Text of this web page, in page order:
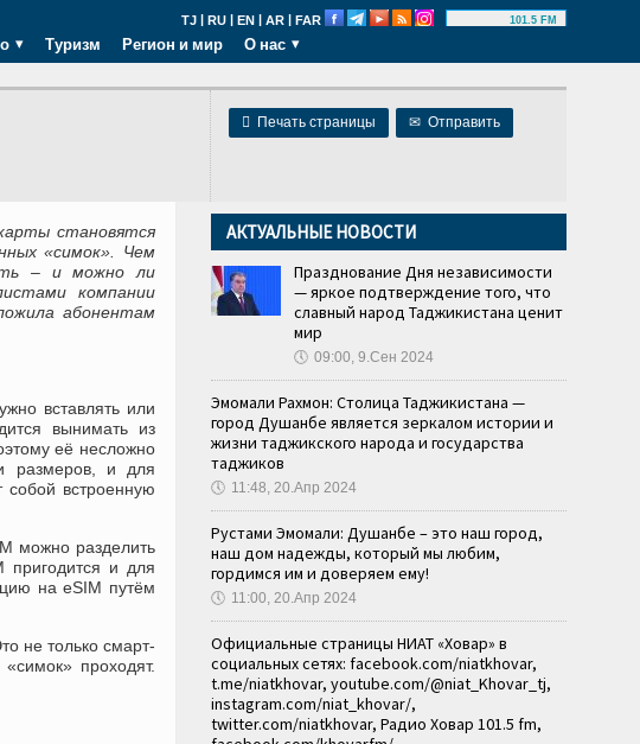
TJ | RU | EN | AR | FAR 101.5 FM
Туризм Регион и мир О нас
 Печать страницы ✉ Отправить
становятся
«симок». Чем
– и можно ли
компании
абонентам
вставлять или
вынимать из
её несложно
размеров, и для
собой встроенную
можно разделить
пригодится и для
на eSIM путём
не только смарт-
проходят.
АКТУАЛЬНЫЕ НОВОСТИ
Празднование Дня независимости
— яркое подтверждение того, что
славный народ Таджикистана ценит
мир
🕔 09:00, 9.Сен 2024
Эмомали Рахмон: Столица Таджикистана —
город Душанбе является зеркалом истории и
жизни таджикского народа и государства
таджиков
🕔 11:48, 20.Апр 2024
Рустами Эмомали: Душанбе – это наш город,
наш дом надежды, который мы любим,
гордимся им и доверяем ему!
🕔 11:00, 20.Апр 2024
Официальные страницы НИАТ «Ховар» в
социальных сетях: facebook.com/niatkhovar,
t.me/niatkhovar, youtube.com/@niat_Khovar_tj,
instagram.com/niat_khovar/,
twitter.com/niatkhovar, Радио Ховар 101.5 fm,